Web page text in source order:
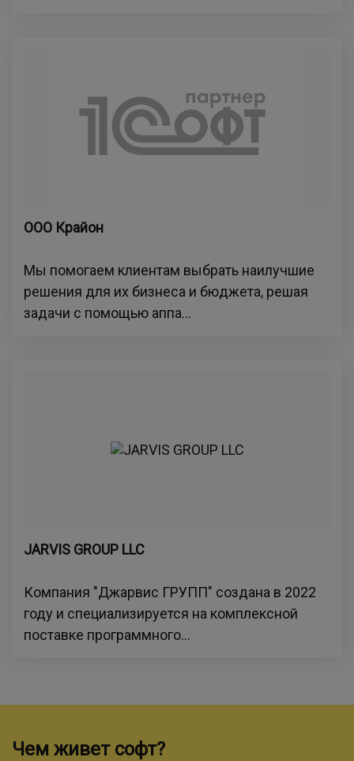
ООО Крайон
Мы помогаем клиентам выбрать наилучшие
решения для их бизнеса и бюджета, решая
задачи с помощью аппа...
JARVIS GROUP LLC
Компания "Джарвис ГРУПП" создана в 2022
году и специализируется на комплексной
поставке программного...
Чем живет софт?